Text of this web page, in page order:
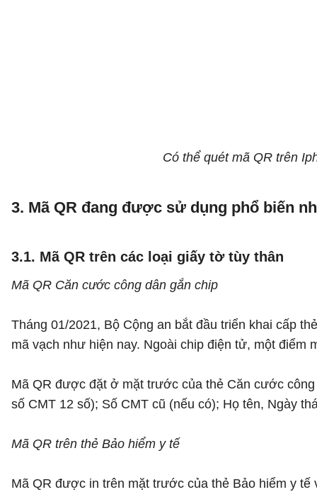
Có thể quét mã QR trên
3. Mã QR đang được sử dụng phổ biến
3.1. Mã QR trên các loại giấy tờ tùy thân
Mã QR Căn cước công dân gắn chip
Tháng 01/2021, Bộ Cộng an bắt đầu triển khai cấp
mã vạch như hiện nay. Ngoài chip điện tử, một
Mã QR được đặt ở mặt trước của thẻ Căn cước
số CMT 12 số); Số CMT cũ (nếu có); Họ tên, Ngày
Mã QR trên thẻ Bảo hiểm y tế
Mã QR được in trên mặt trước của thẻ Bảo hiểm y